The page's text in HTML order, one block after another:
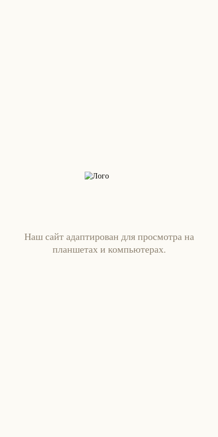
Наш сайт адаптирован для просмотра на
планшетах и компьютерах.